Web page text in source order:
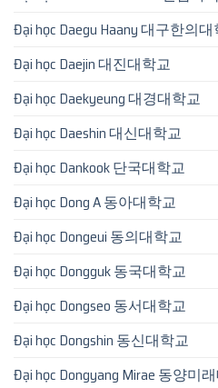
Đại học Daegu Haany 대구한의
Đại học Daejin 대진대학교
Đại học Daekyeung 대경대학교
Đại học Daeshin 대신대학교
Đại học Dankook 단국대학교
Đại học Dong A 동아대학교
Đại học Dongeui 동의대학교
Đại học Dongguk 동국대학교
Đại học Dongseo 동서대학교
Đại học Dongshin 동신대학교
Đại học Dongyang Mirae 동양미